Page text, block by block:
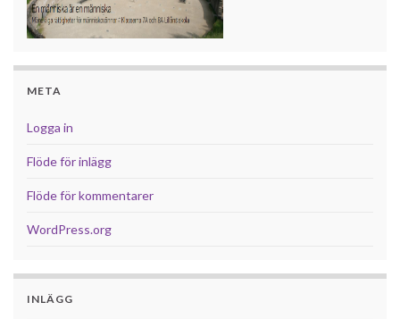
META
Logga in
Flöde för inlägg
Flöde för kommentarer
WordPress.org
INLÄGG